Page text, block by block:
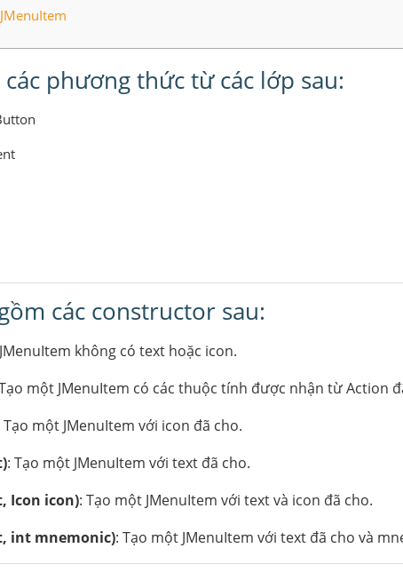
phương thức từ các lớp sau:
các constructor sau:
không có text hoặc icon.
một JMenuItem có các thuộc tính được nhận từ Action
Tạo một JMenuItem với icon đã cho.
: Tạo một JMenuItem với text đã cho.
Icon icon): Tạo một JMenuItem với text và icon đã cho.
int mnemonic): Tạo một JMenuItem với text đã cho và